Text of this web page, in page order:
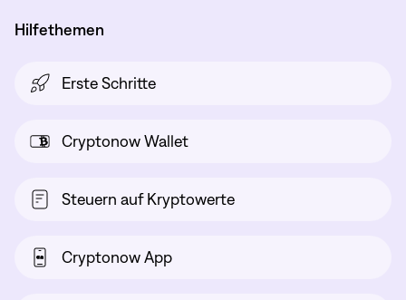
Hilfethemen
Erste Schritte
Cryptonow Wallet
Steuern auf Kryptowerte
Cryptonow App